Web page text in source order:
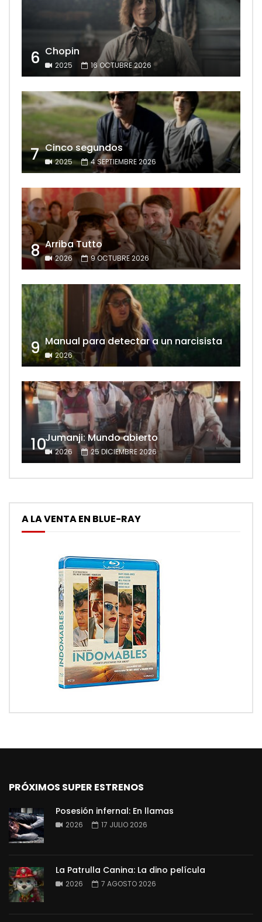
6 Chopin
2025 16 OCTUBRE 2026
7 Cinco segundos
2025 4 SEPTIEMBRE 2026
8 Arriba Tutto
2026 9 OCTUBRE 2026
9 Manual para detectar a un narcisista
2026
10Jumanji: Mundo abierto
2026 25 DICIEMBRE 2026
A LA VENTA EN BLUE-RAY
PRÓXIMOS SUPER ESTRENOS
Posesión infernal: En llamas
2026 17 JULIO 2026
La Patrulla Canina: La dino película
2026 7 AGOSTO 2026